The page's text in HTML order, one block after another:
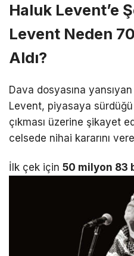
Haluk Levent’e
Levent Neden
Aldı?
Dava dosyasına
Levent, piyasaya sürdüğü
çıkması üzerine şikayet
celsede nihai kararını
İlk çek için 50 milyon 83